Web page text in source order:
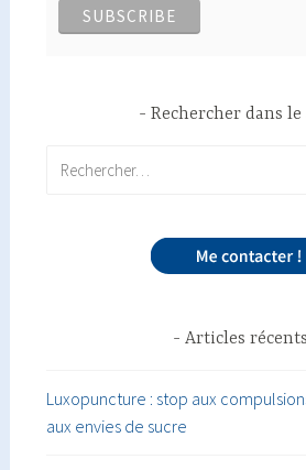
Rechercher dans le
Articles récents
Luxopuncture : stop aux
aux envies de sucre